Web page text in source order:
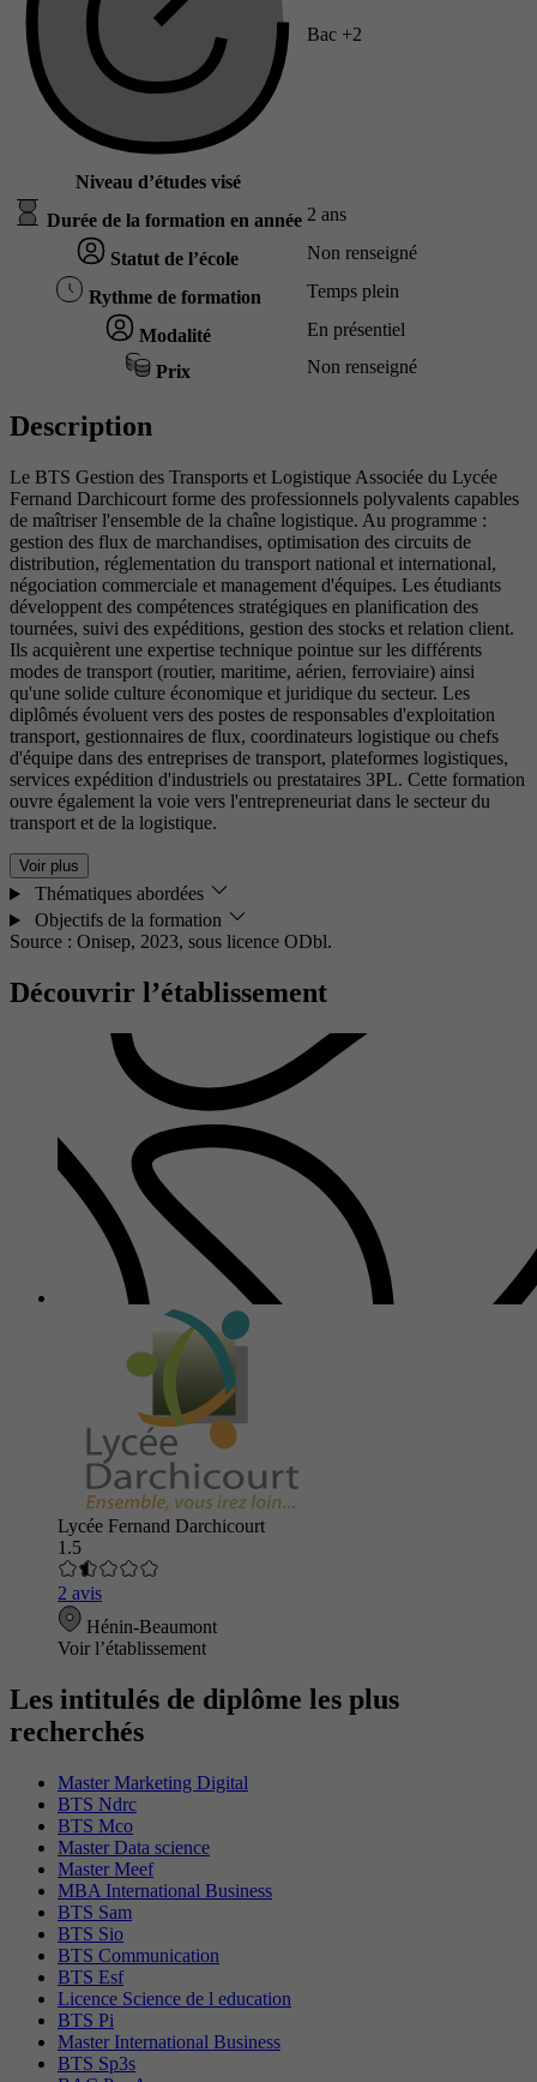
Niveau d’études visé
Bac +2
Durée de la formation en année 2 ans
Statut de l’école Non renseigné
Rythme de formation Temps plein
Modalité En présentiel
Prix Non renseigné
Description
Le BTS Gestion des Transports et Logistique Associée du Lycée
Fernand Darchicourt forme des professionnels polyvalents capables
de maîtriser l'ensemble de la chaîne logistique. Au programme :
gestion des flux de marchandises, optimisation des circuits de
distribution, réglementation du transport national et international,
négociation commerciale et management d'équipes. Les étudiants
développent des compétences stratégiques en planification des
tournées, suivi des expéditions, gestion des stocks et relation client.
Ils acquièrent une expertise technique pointue sur les différents
modes de transport (routier, maritime, aérien, ferroviaire) ainsi
qu'une solide culture économique et juridique du secteur. Les
diplômés évoluent vers des postes de responsables d'exploitation
transport, gestionnaires de flux, coordinateurs logistique ou chefs
d'équipe dans des entreprises de transport, plateformes logistiques,
services expédition d'industriels ou prestataires 3PL. Cette formation
ouvre également la voie vers l'entrepreneuriat dans le secteur du
transport et de la logistique.
Voir plus
Thématiques abordées
Objectifs de la formation
Source : Onisep, 2023, sous licence ODbl.
Découvrir l’établissement
Lycée Fernand Darchicourt
1.5
2 avis
Hénin-Beaumont
Voir l’établissement
Les intitulés de diplôme les plus
recherchés
Master Marketing Digital
BTS Ndrc
BTS Mco
Master Data science
Master Meef
MBA International Business
BTS Sam
BTS Sio
BTS Communication
BTS Esf
Licence Science de l education
BTS Pi
Master International Business
BTS Sp3s